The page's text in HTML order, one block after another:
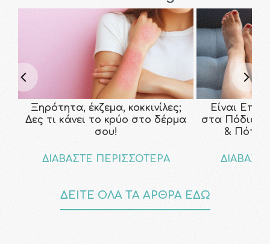
Ξηρότητα, έκζεμα, κοκκινίλες;
Δες τι κάνει το κρύο στο δέρμα
σου!
ΔΙΑΒΑΣΤΕ ΠΕΡΙΣΣΟΤΕΡΑ
Είναι
στα Πόδια;
& Πότε
ΔΕΙΤΕ ΟΛΑ ΤΑ ΑΡΘΡΑ ΕΔΩ